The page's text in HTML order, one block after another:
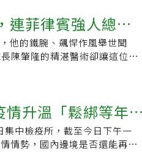
委員學歷：美國西雅圖華盛頓
工作人員聯合報健康事業
輯：陳函腳本撰寫：陳慶安音
老松國小全校一萬多人，現在
社會須營造友善生育的氛圍，
鼓勵企業及協助家庭，許修豪
一是彈性工作政策，須提出撫
工時，且優於法令的育嬰或家
外籍家事工作者來台，許修豪
仿香港或新加坡的情形，降低
。在獎勵友善企業上，政府應
列作企業ESG的評鑑之一，自
妥瑞」經常上傳他使
40萬粉絲訂閱，但有其他患者
藥量一定很大，應該幾乎無法
月前才發行嘻哈專輯，突然發
裝有病乃至傷害自己以博取同
此對於這類行為出現感到不可
過宣稱自己罹患某種具關注度
「這讓真正的患者情何以
讓社會關注相關議題，自己也
他表示，台灣新興毒品濫用情
針作為鎮定劑使用 不易成癮但
，具有中樞神經毒性，會降低
用牛奶針的成癮性，卻會造成
較長時間觀察。李志恒舉例，
，2016年衛福部的新聞稿中就
療用途之麻醉劑，以靜脈注射
科手術和侵入性檢查作為鎮靜
年間，與異丙酚相關的死亡有
連菲律賓強人總統
他的鐵腕、飆悍作風舉世聞
陳肇隆的精湛醫術卻讓這位強
肝移植觀念，領先世界過去器
陳肇隆醫師為了及時搶救人
植手術，這項手術代表的意
官移植條例》立法，讓腦死器
10年，也比韓國早12年，台灣
升溫「鬆綁等年
中檢疫所，截至今日下午一
情勢，國內邊境是否還能再鬆